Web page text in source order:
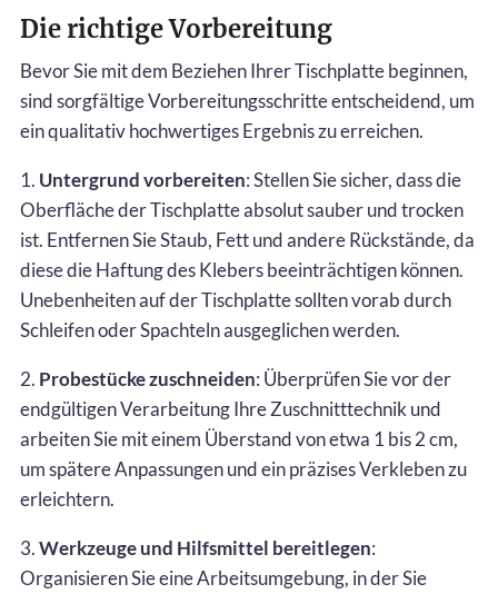
Die richtige Vorbereitung
Bevor Sie mit dem Beziehen Ihrer Tischplatte beginnen,
sind sorgfältige Vorbereitungsschritte entscheidend, um
ein qualitativ hochwertiges Ergebnis zu erreichen.
1. Untergrund vorbereiten: Stellen Sie sicher, dass die
Oberfläche der Tischplatte absolut sauber und trocken
ist. Entfernen Sie Staub, Fett und andere Rückstände, da
diese die Haftung des Klebers beeinträchtigen können.
Unebenheiten auf der Tischplatte sollten vorab durch
Schleifen oder Spachteln ausgeglichen werden.
2. Probestücke zuschneiden: Überprüfen Sie vor der
endgültigen Verarbeitung Ihre Zuschnitttechnik und
arbeiten Sie mit einem Überstand von etwa 1 bis 2 cm,
um spätere Anpassungen und ein präzises Verkleben zu
erleichtern.
3.Werkzeuge und Hilfsmittel bereitlegen:
Organisieren Sie eine Arbeitsumgebung, in der Sie